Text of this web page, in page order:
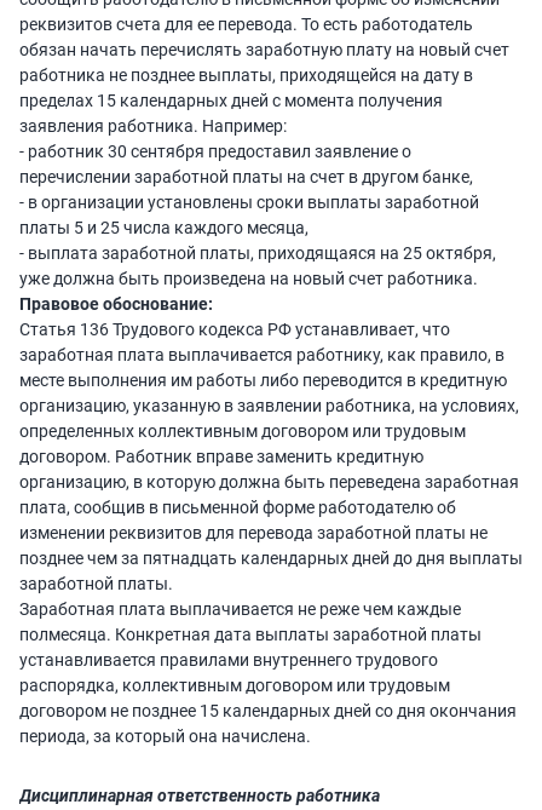
реквизитов счета для ее перевода. То есть работодатель
обязан начать перечислять заработную плату на новый счет
работника не позднее выплаты, приходящейся на дату в
пределах 15 календарных дней с момента получения
заявления работника. Например:
- работник 30 сентября предоставил заявление о
перечислении заработной платы на счет в другом банке,
- в организации установлены сроки выплаты заработной
платы 5 и 25 числа каждого месяца,
- выплата заработной платы, приходящаяся на 25 октября,
уже должна быть произведена на новый счет работника.
Правовое обоснование:
Статья 136 Трудового кодекса РФ устанавливает, что
заработная плата выплачивается работнику, как правило, в
месте выполнения им работы либо переводится в кредитную
организацию, указанную в заявлении работника, на условиях,
определенных коллективным договором или трудовым
договором. Работник вправе заменить кредитную
организацию, в которую должна быть переведена заработная
плата, сообщив в письменной форме работодателю об
изменении реквизитов для перевода заработной платы не
позднее чем за пятнадцать календарных дней до дня выплаты
заработной платы.
Заработная плата выплачивается не реже чем каждые
полмесяца. Конкретная дата выплаты заработной платы
устанавливается правилами внутреннего трудового
распорядка, коллективным договором или трудовым
договором не позднее 15 календарных дней со дня окончания
периода, за который она начислена.
Дисциплинарная ответственность работника